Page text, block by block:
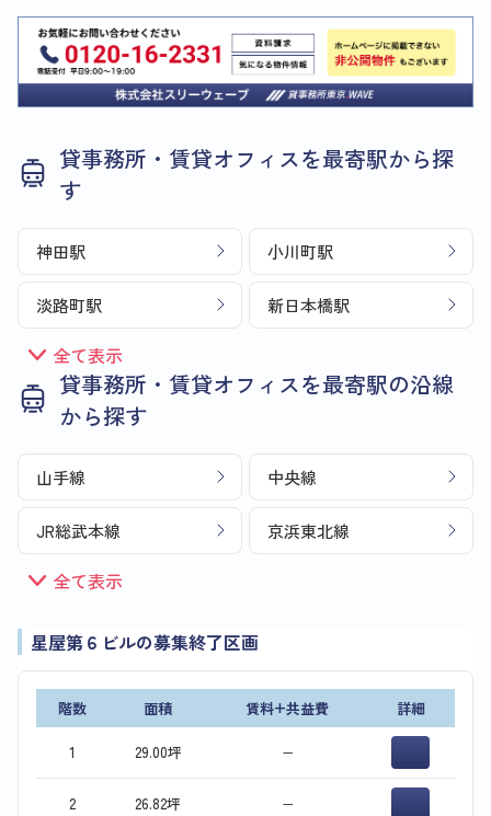
貸事務所・賃貸オフィスを最寄駅から探
す
神田駅 小川町駅
淡路町駅 新日本橋駅
全て表示
貸事務所・賃貸オフィスを最寄駅の沿線
から探す
山手線 中央線
JR総武本線 京浜東北線
全て表示
星屋第６ビルの募集終了区画
階数 面積 賃料+共益費 詳細
1 29.00坪 −
2 26.82坪 −